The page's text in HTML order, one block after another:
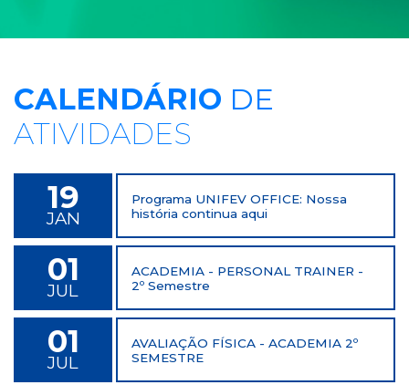
CALENDÁRIO DE
ATIVIDADES
19
JAN
Programa UNIFEV OFFICE: Nossa
história continua aqui
01
JUL
ACADEMIA - PERSONAL TRAINER -
2º Semestre
01
JUL
AVALIAÇÃO FÍSICA - ACADEMIA 2º
SEMESTRE